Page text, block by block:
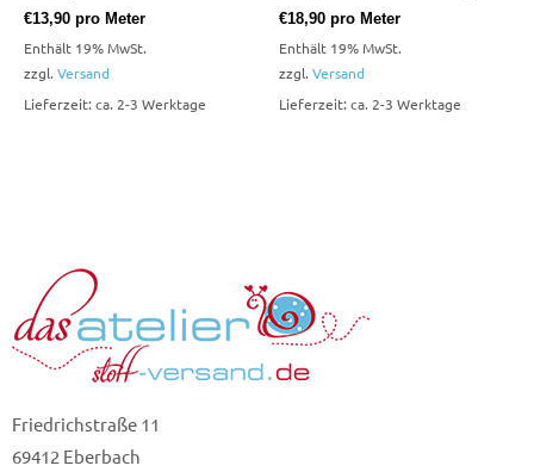
€13,90 pro Meter
Enthält 19% MwSt.
zzgl. Versand
Lieferzeit: ca. 2-3 Werktage
€18,90 pro Meter
Enthält 19% MwSt.
zzgl. Versand
Lieferzeit: ca. 2-3 Werktage
Friedrichstraße 11
69412 Eberbach